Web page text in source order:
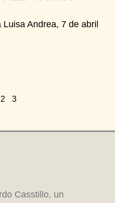
Andrea, 7 de abril
2 3
Casstillo, un